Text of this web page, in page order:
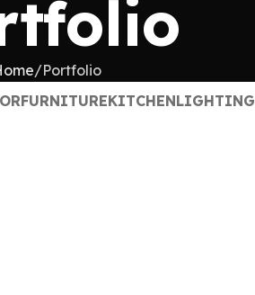
Portfolio
FURNITUREKITCHENLIGHTING